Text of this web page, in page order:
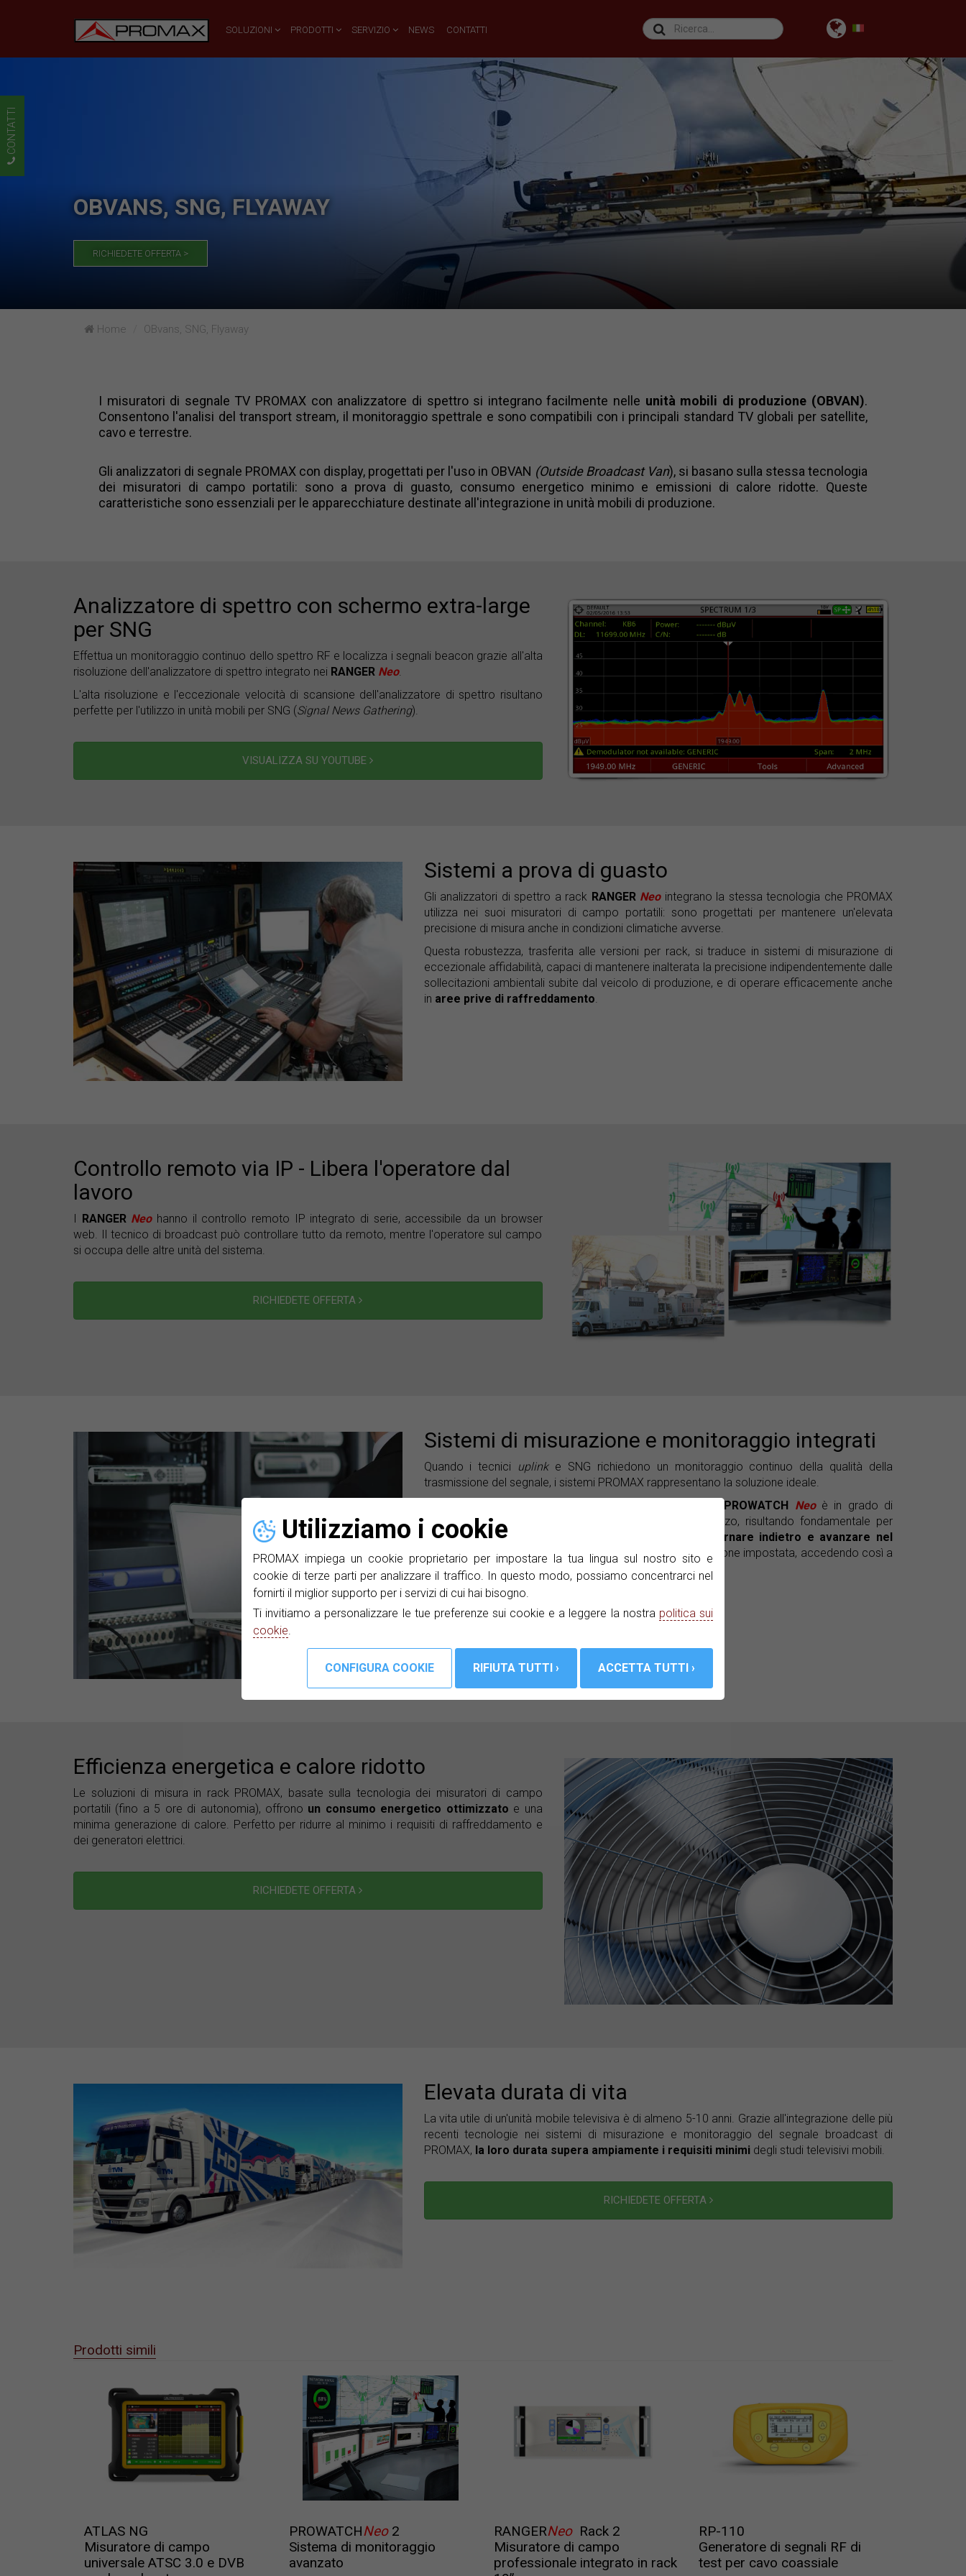
Utilizziamo i cookie
PROMAX impiega un cookie proprietario per impostare la tua lingua sul nostro sito e
cookie di terze parti per analizzare il traffico. In questo modo, possiamo concentrarci nel
fornirti il miglior supporto per i servizi di cui hai bisogno.
Ti invitiamo a personalizzare le tue preferenze sui cookie e a leggere la nostra politica sui
cookie.
SOLUZIONI PRODOTTI SERVIZIO NEWS CONTATTI
OBVANS, SNG, FLYAWAY
RICHIEDETE OFFERTA >
Home OBvans, SNG, Flyaway
I misuratori di segnale TV PROMAX con analizzatore di spettro si integrano facilmente nelle unità mobili di produzione (OBVAN).
Consentono l'analisi del transport stream, il monitoraggio spettrale e sono compatibili con i principali standard TV globali per satellite,
cavo e terrestre.
Gli analizzatori di segnale PROMAX con display, progettati per l'uso in OBVAN (Outside Broadcast Van), si basano sulla stessa tecnologia
dei misuratori di campo portatili: sono a prova di guasto, consumo energetico minimo e emissioni di calore ridotte. Queste
caratteristiche sono essenziali per le apparecchiature destinate all'integrazione in unità mobili di produzione.
Analizzatore di spettro con schermo extra-large
per SNG
Effettua un monitoraggio continuo dello spettro RF e localizza i segnali beacon grazie all'alta
risoluzione dell'analizzatore di spettro integrato nei RANGER Neo.
L'alta risoluzione e l'eccezionale velocità di scansione dell'analizzatore di spettro risultano
perfette per l'utilizzo in unità mobili per SNG (Signal News Gathering).
VISUALIZZA SU YOUTUBE
Sistemi a prova di guasto
Gli analizzatori di spettro a rack RANGER Neointegrano la stessa tecnologia che PROMAX
utilizza nei suoi misuratori di campo portatili: sono progettati per mantenere un'elevata
precisione di misura anche in condizioni climatiche avverse.
Questa robustezza, trasferita alle versioni per rack, si traduce in sistemi di misurazione di
eccezionale affidabilità, capaci di mantenere inalterata la precisione indipendentemente dalle
sollecitazioni ambientali subite dal veicolo di produzione, e di operare efficacemente anche
in aree prive di raffreddamento.
Controllo remoto via IP - Libera l'operatore dal
lavoro
I RANGER Neohanno il controllo remoto IP integrato di serie, accessibile da un browser
web. Il tecnico di broadcast può controllare tutto da remoto, mentre l'operatore sul campo
si occupa delle altre unità del sistema.
RICHIEDETE OFFERTA
Sistemi di misurazione e monitoraggio integrati
Quando i tecnici uplinke SNG richiedono un monitoraggio continuo della qualità della
trasmissione del segnale, i sistemi PROMAX rappresentano la soluzione ideale.
integrata neiPROWATCH Neoè in grado di
archiviare uno storico di campioni dello spettro RF grezzo, risultando fondamentale per
localizzare, tracciare e risolvere problemi. È possibile
tornare indietro e avanzare nel
tempo di diverse ore, giorni e mesi, in base alla configurazione impostata, accedendo così a
migliaia di campioni dello spettro RF
memorizzati.
Efficienza energetica e calore ridotto
Le soluzioni di misura in rack PROMAX, basate sulla tecnologia dei misuratori di campo
portatili (fino a 5 ore di autonomia), offrono un consumo energetico ottimizzato e una
minima generazione di calore. Perfetto per ridurre al minimo i requisiti di raffreddamento e
dei generatori elettrici.
RICHIEDETE OFFERTA
Elevata durata di vita
La vita utile di un'unità mobile televisiva è di almeno 5-10 anni. Grazie all'integrazione delle più
recenti tecnologie nei sistemi di misurazione e monitoraggio del segnale broadcast di
PROMAX, la loro durata supera ampiamente i requisiti minimidegli studi televisivi mobili.
RICHIEDETE OFFERTA
Prodotti simili
ATLAS NG
Misuratore di campo
universale ATSC 3.0 e DVB
PROWATCHNeo2
Sistema di monitoraggio
avanzato
RANGERNeo Rack 2
Misuratore di campo
professionale integrato in rack
RP-110
Generatore di segnali RF di
test per cavo coassiale
CONTATTI